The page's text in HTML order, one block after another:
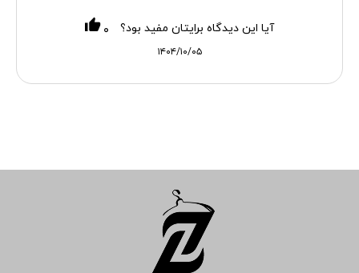
۱۴۰۴/۱۰/۰۵
آیا این دیدگاه برایتان مفید بود؟ ۰